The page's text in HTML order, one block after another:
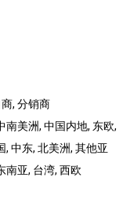
, 分销商
南美洲, 中国内地, 东欧,
, 中东, 北美洲, 其他亚
南亚, 台湾, 西欧